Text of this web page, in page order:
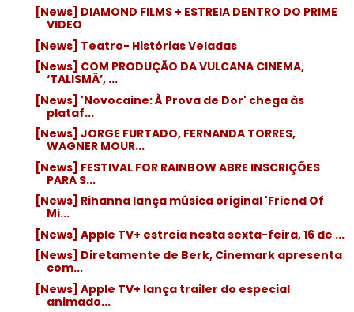
[News] DIAMOND FILMS + ESTREIA DENTRO DO PRIME
VIDEO
[News] Teatro- Histórias Veladas
[News] COM PRODUÇÃO DA VULCANA CINEMA,
‘TALISMÃ’, ...
[News] 'Novocaine: À Prova de Dor' chega às
plataf...
[News] JORGE FURTADO, FERNANDA TORRES,
WAGNER MOUR...
[News] FESTIVAL FOR RAINBOW ABRE INSCRIÇÕES
PARA S...
[News] Rihanna lança música original 'Friend Of
Mi...
[News] Apple TV+ estreia nesta sexta-feira, 16 de ...
[News] Diretamente de Berk, Cinemark apresenta
com...
[News] Apple TV+ lança trailer do especial
animado...